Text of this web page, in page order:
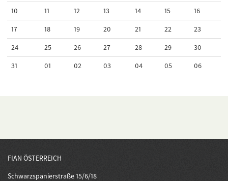
10
11 12 13 14 15
16
17
18 19 20 21 22
23
24
25 26 27 28 29
30
31
01 02 03 04 05 06
FIAN ÖSTERREICH
Schwarzspanierstraße 15/6/18